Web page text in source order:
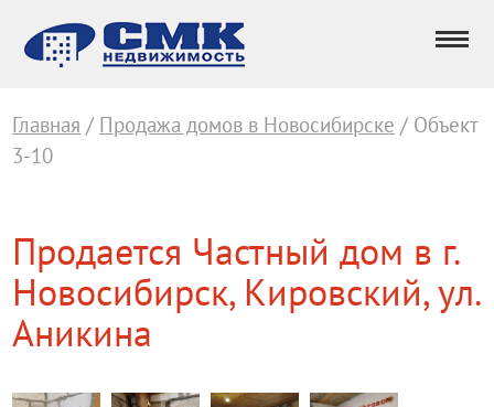
Главная / Продажа домов в Новосибирске / Объект
3-10
Продается Частный дом в г.
Новосибирск, Кировский, ул.
Аникина